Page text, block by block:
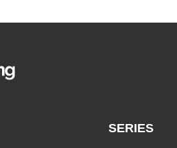
SERIES